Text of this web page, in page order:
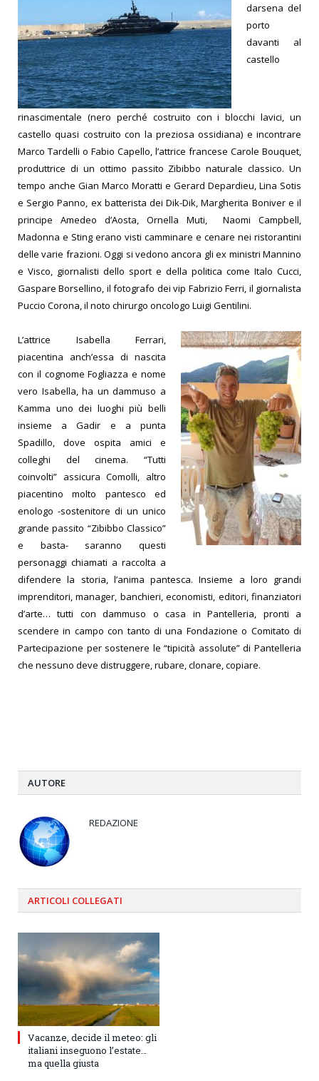
darsena del
porto
davanti al
castello
rinascimentale (nero perché costruito con i blocchi lavici, un
castello quasi costruito con la preziosa ossidiana) e incontrare
Marco Tardelli o Fabio Capello, l’attrice francese Carole Bouquet,
produttrice di un ottimo passito Zibibbo naturale classico. Un
tempo anche Gian Marco Moratti e Gerard Depardieu, Lina Sotis
e Sergio Panno, ex batterista dei Dik-Dik, Margherita Boniver e il
principe Amedeo d’Aosta, Ornella Muti, Naomi Campbell,
Madonna e Sting erano visti camminare e cenare nei ristorantini
delle varie frazioni. Oggi si vedono ancora gli ex ministri Mannino
e Visco, giornalisti dello sport e della politica come Italo Cucci,
Gaspare Borsellino, il fotografo dei vip Fabrizio Ferri, il giornalista
Puccio Corona, il noto chirurgo oncologo Luigi Gentilini.
L’attrice Isabella Ferrari,
piacentina anch’essa di nascita
con il cognome Fogliazza e nome
vero Isabella, ha un dammuso a
Kamma uno dei luoghi più belli
insieme a Gadir e a punta
Spadillo, dove ospita amici e
colleghi del cinema. “Tutti
coinvolti” assicura Comolli, altro
piacentino molto pantesco ed
enologo -sostenitore di un unico
grande passito “Zibibbo Classico”
e basta- saranno questi
personaggi chiamati a raccolta a
difendere la storia, l’anima pantesca. Insieme a loro grandi
imprenditori, manager, banchieri, economisti, editori, finanziatori
d’arte… tutti con dammuso o casa in Pantelleria, pronti a
scendere in campo con tanto di una Fondazione o Comitato di
Partecipazione per sostenere le “tipicità assolute” di Pantelleria
che nessuno deve distruggere, rubare, clonare, copiare.
AUTORE
REDAZIONE
ARTICOLI COLLEGATI
Vacanze, decide il meteo: gli
italiani inseguono l’estate…
ma quella giusta